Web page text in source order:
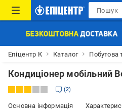
Епіцентр К Каталог Побутова
Кондиціонер мобільний
2
Основна інформація